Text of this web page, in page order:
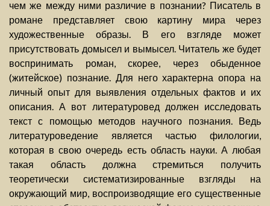
чем же между ними различие в познании? Писатель в
романе представляет свою картину мира через
художественные образы. В его взгляде может
присутствовать домысел и вымысел. Читатель же будет
воспринимать роман, скорее, через обыденное
(житейское) познание. Для него характерна опора на
личный опыт для выявления отдельных фактов и их
описания. А вот литературовед должен исследовать
текст с помощью методов научного познания. Ведь
литературоведение является частью филологии,
которая в свою очередь есть область науки. А любая
такая область должна стремиться получить
теоретически систематизированные взгляды на
окружающий мир, воспроизводящие его существенные